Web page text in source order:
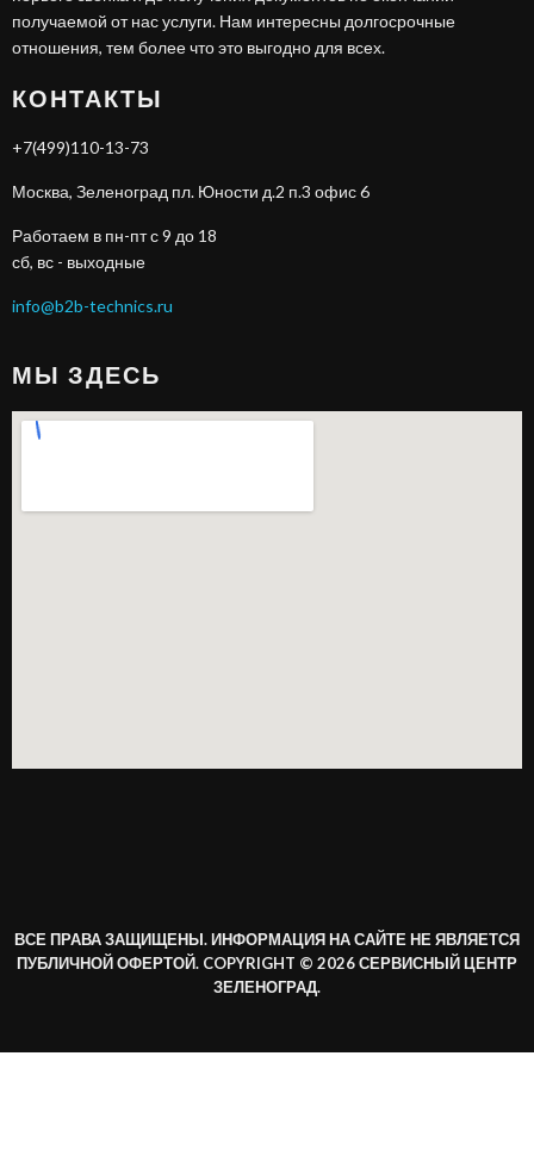
получаемой от нас услуги. Нам интересны долгосрочные
отношения, тем более что это выгодно для всех.
КОНТАКТЫ
+7(499)110-13-73
Москва, Зеленоград пл. Юности д.2 п.3 офис 6
Работаем в пн-пт с 9 до 18
сб, вс - выходные
info@b2b-technics.ru
МЫ ЗДЕСЬ
ВСЕ ПРАВА ЗАЩИЩЕНЫ. ИНФОРМАЦИЯ НА САЙТЕ НЕ ЯВЛЯЕТСЯ
ПУБЛИЧНОЙ ОФЕРТОЙ. COPYRIGHT © 2026 СЕРВИСНЫЙ ЦЕНТР
ЗЕЛЕНОГРАД.